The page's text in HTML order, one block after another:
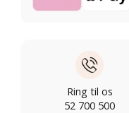
Ring til os
52 700 500